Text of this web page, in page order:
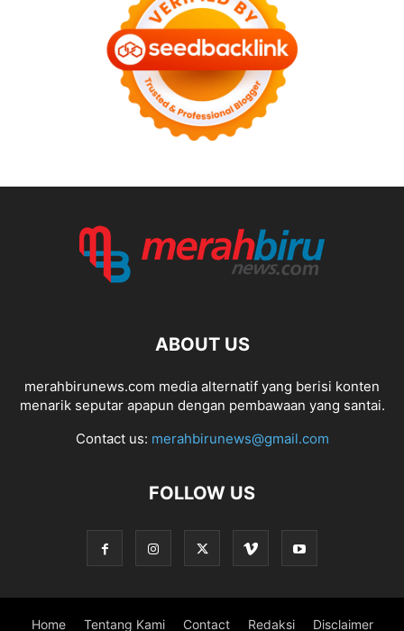
ABOUT US
merahbirunews.com media alternatif yang berisi konten
menarik seputar apapun dengan pembawaan yang santai.
Contact us: merahbirunews@gmail.com
FOLLOW US
Home Tentang Kami Contact Redaksi Disclaimer